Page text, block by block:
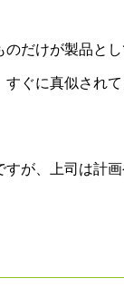
だけが製品とし
ぐに真似され
が、上司は計